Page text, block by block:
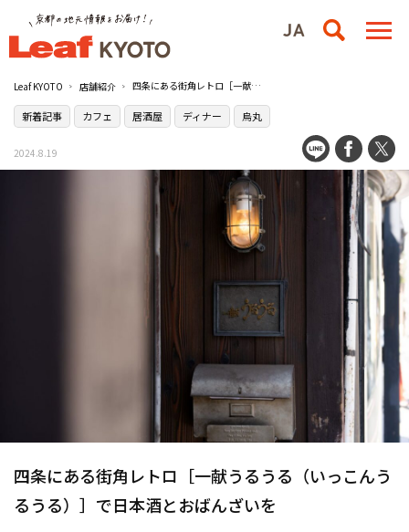
Leaf KYOTO 店舗紹介 四条にある街角レトロ［一献うるうる（いっこんうるうる）］で日本酒とおばんざいを
新着記事 カフェ 居酒屋 ディナー 烏丸
2024.8.19
四条にある街角レトロ［一献うるうる（いっこんう
るうる）］で日本酒とおばんざいを